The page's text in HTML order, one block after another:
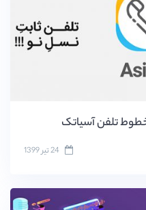
خطوط تلفن آسیاتک
24 تیر 1399